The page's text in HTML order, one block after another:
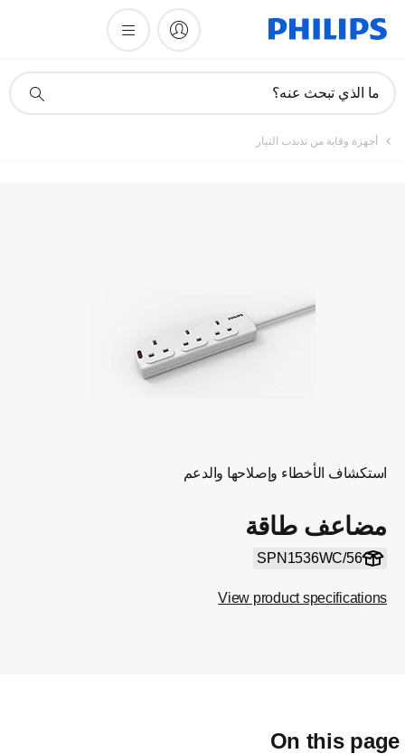
دعم
ما الذي تبحث عنه؟
أجهزة وقاية من تذبذب التيار
استكشاف الأخطاء وإصلاحها والدعم
مضاعف طاقة
SPN1536WC/56
View product specifications
On this